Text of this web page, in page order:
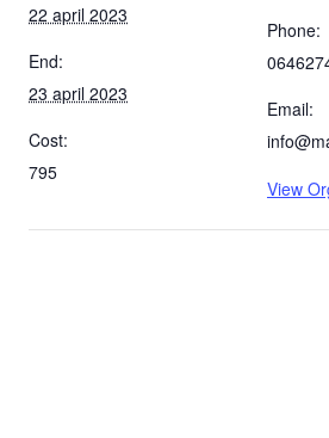
22 april 2023
End:
23 april 2023
Cost:
795
Phone:
Email:
View